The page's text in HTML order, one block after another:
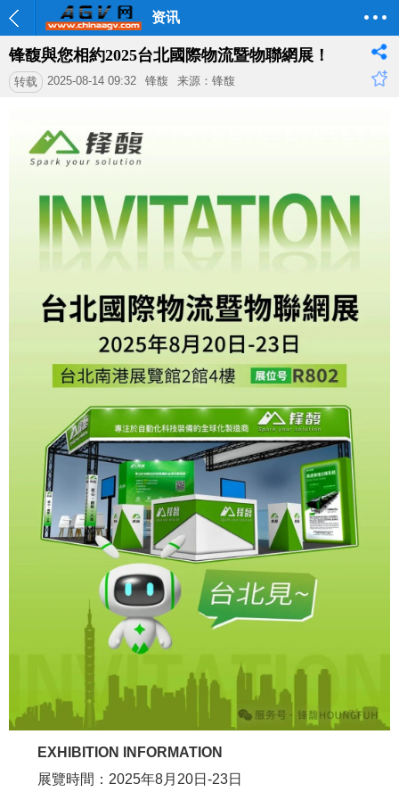
资讯
锋馥與您相約2025台北國際物流暨物聯網展！
转载 2025-08-14 09:32 锋馥 来源：锋馥
EXHIBITION INFORMATION
展覽時間：2025年8月20日-23日